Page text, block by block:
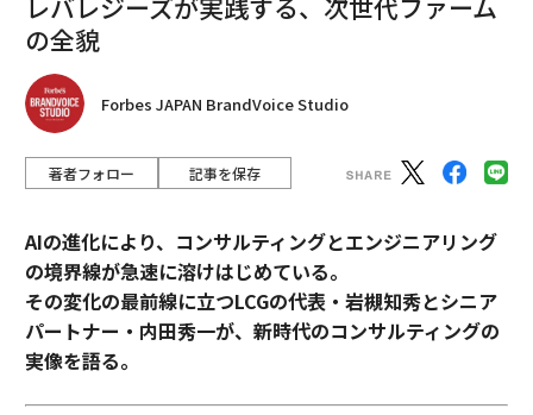
レバレジーズが実践する、次世代ファーム
の全貌
Forbes JAPAN BrandVoice Studio
著者フォロー 記事を保存
AIの進化により、コンサルティングとエンジニアリング
の境界線が急速に溶けはじめている。
その変化の最前線に立つLCGの代表・岩槻知秀とシニア
パートナー・内田秀一が、新時代のコンサルティングの
実像を語る。